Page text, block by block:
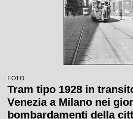
FOTO
Tram tipo 1928 in
Venezia a Milano nei
bombardamenti della